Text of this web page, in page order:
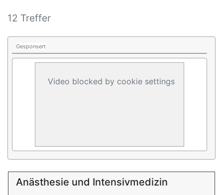
12 Treffer
Gesponsert
Video blocked by cookie settings
Anästhesie und Intensivmedizin